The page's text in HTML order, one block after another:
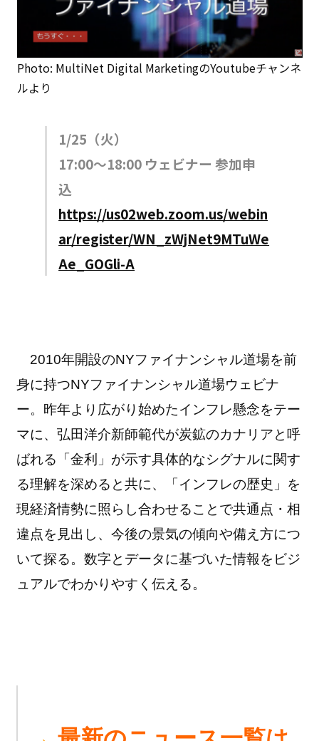
Photo: MultiNet Digital MarketingのYoutubeチャンネ
ルより
1/25（火）
17:00〜18:00 ウェビナー 参加申
込
https://us02web.zoom.us/webin
ar/register/WN_zWjNet9MTuWe
Ae_GOGli-A
2010年開設のNYファイナンシャル道場を前
身に持つNYファイナンシャル道場ウェビナ
ー。昨年より広がり始めたインフレ懸念をテー
マに、弘田洋介新師範代が炭鉱のカナリアと呼
ばれる「金利」が示す具体的なシグナルに関す
る理解を深めると共に、「インフレの歴史」を
現経済情勢に照らし合わせることで共通点・相
違点を見出し、今後の景気の傾向や備え方につ
いて探る。数字とデータに基づいた情報をビジ
ュアルでわかりやすく伝える。